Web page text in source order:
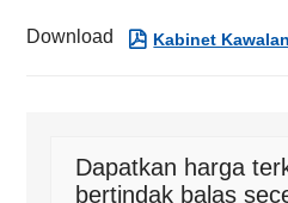
Download  Kabinet
Dapatkan harga
bertindak balas